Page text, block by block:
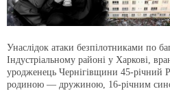
Унаслідок атаки безпілотниками по
Індустріальному районі у Харкові,
уродженець Чернігівщини 45-річний
родиною — дружиною, 16-річним